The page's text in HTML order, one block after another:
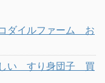
ダイルファーム お
い すり身団子 買